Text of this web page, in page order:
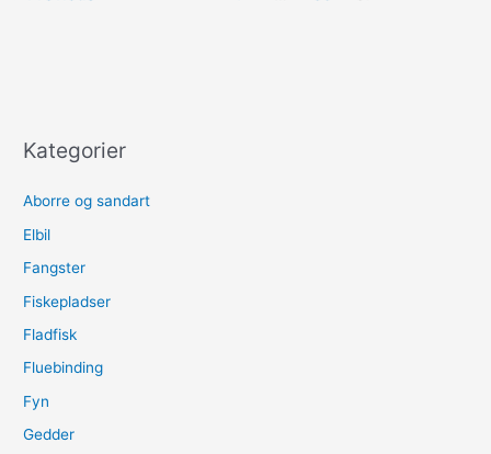
Kategorier
Aborre og sandart
Elbil
Fangster
Fiskepladser
Fladfisk
Fluebinding
Fyn
Gedder